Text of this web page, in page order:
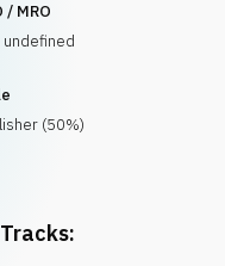
/ MRO
undefined
(50%)